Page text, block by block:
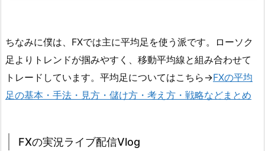
ちなみに僕は、FXでは主に平均足を使う派です。ローソク
足よりトレンドが掴みやすく、移動平均線と組み合わせて
トレードしています。平均足についてはこちら→FXの平均
足の基本・手法・見方・儲け方・考え方・戦略などまとめ
FXの実況ライブ配信Vlog